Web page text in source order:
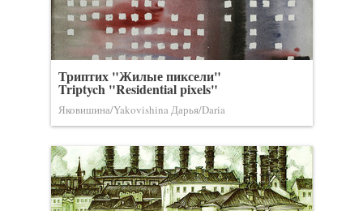
Триптих "Жилые пиксели"
Triptych "Residential pixels"
Яковишина/Yakovishina Дарья/Daria